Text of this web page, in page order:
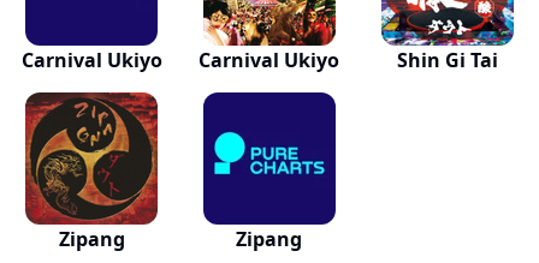
Carnival Ukiyo Carnival Ukiyo Shin Gi Tai
Zipang Zipang